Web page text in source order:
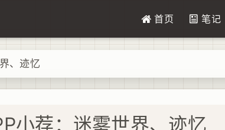
首页 笔记
、迹忆
小荐：迷雾世界、迹忆